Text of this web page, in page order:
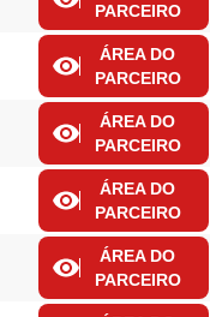
PARCEIRO
ÁREA DO
PARCEIRO
ÁREA DO
PARCEIRO
ÁREA DO
PARCEIRO
ÁREA DO
PARCEIRO